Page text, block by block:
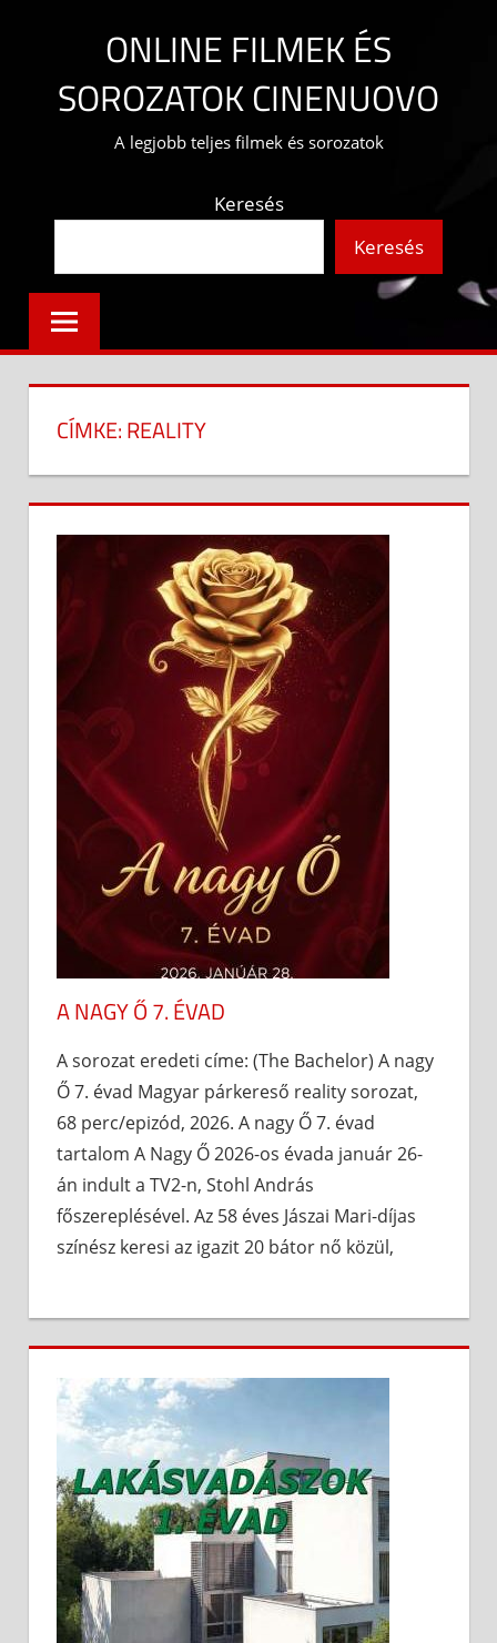
content
ONLINE FILMEK ÉS
SOROZATOK CINENUOVO
A legjobb teljes filmek és sorozatok
Keresés
Keresés
CÍMKE:REALITY
A NAGY Ő 7. ÉVAD
A sorozat eredeti címe: (The Bachelor) A nagy
Ő 7. évad Magyar párkereső reality sorozat,
68 perc/epizód, 2026. A nagy Ő 7. évad
tartalom A Nagy Ő 2026-os évada január 26-
án indult a TV2-n, Stohl András
főszereplésével. Az 58 éves Jászai Mari-díjas
színész keresi az igazit 20 bátor nő közül,